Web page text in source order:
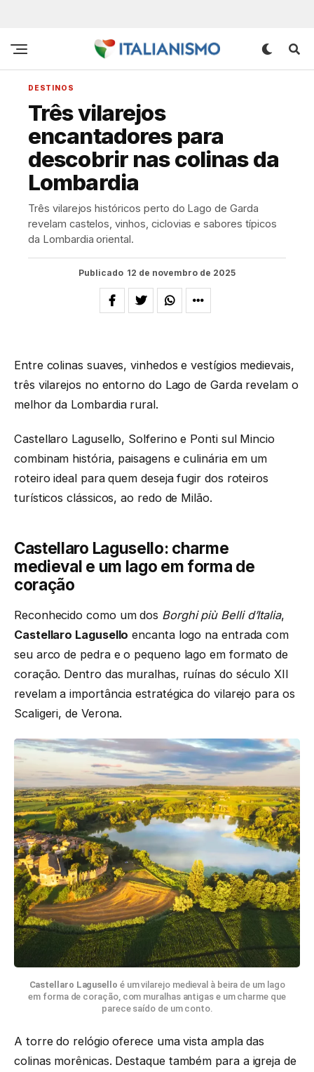
DESTINOS
Três vilarejos
encantadores para
descobrir nas colinas da
Lombardia
Três vilarejos históricos perto do Lago de Garda
revelam castelos, vinhos, ciclovias e sabores típicos
da Lombardia oriental.
Publicado 12 de novembro de 2025
Entre colinas suaves, vinhedos e vestígios medievais,
três vilarejos no entorno do Lago de Garda revelam o
melhor da Lombardia rural.
Castellaro Lagusello, Solferino e Ponti sul Mincio
combinam história, paisagens e culinária em um
roteiro ideal para quem deseja fugir dos roteiros
turísticos clássicos, ao redo de Milão.
Castellaro Lagusello: charme
medieval e um lago em forma de
coração
Reconhecido como um dos Borghi più Belli d’Italia,
Castellaro Lagusello encanta logo na entrada com
seu arco de pedra e o pequeno lago em formato de
coração. Dentro das muralhas, ruínas do século XII
revelam a importância estratégica do vilarejo para os
Scaligeri, de Verona.
Castellaro Lagusello é um vilarejo medieval à beira de um lago
em forma de coração, com muralhas antigas e um charme que
parece saído de um conto.
A torre do relógio oferece uma vista ampla das
colinas morênicas. Destaque também para a igreja de